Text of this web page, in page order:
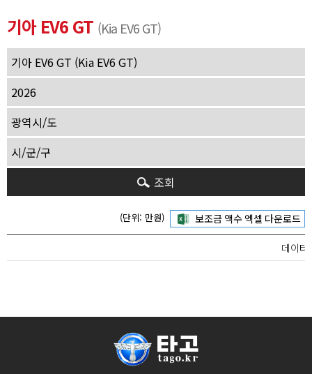
기아 EV6 GT (Kia EV6 GT)
조회
(단위: 만원)
데이터